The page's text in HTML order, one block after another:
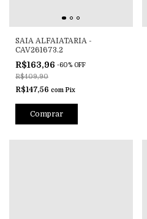
SAIA ALFAIATARIA -
CAV261673.2
R$163,96 -60% OFF
R$409,90
R$147,56 com Pix
Comprar